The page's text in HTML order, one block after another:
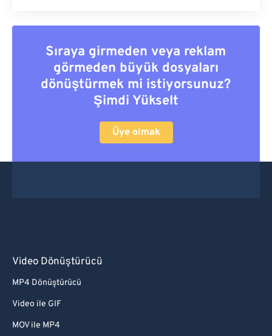
Sıraya girmeden veya reklam
görmeden büyük dosyaları
dönüştürmek mi istiyorsunuz?
Şimdi Yükselt
Üye olmak
Video Dönüştürücü
MP4 Dönüştürücü
Video ile GIF
MOV ile MP4